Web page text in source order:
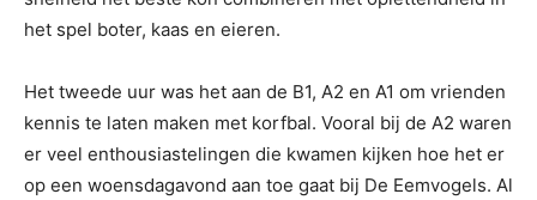
het spel boter, kaas en eieren.
Het tweede uur was het aan de B1, A2 en A1 om vrienden
kennis te laten maken met korfbal. Vooral bij de A2 waren
er veel enthousiastelingen die kwamen kijken hoe het er
op een woensdagavond aan toe gaat bij De Eemvogels. Al